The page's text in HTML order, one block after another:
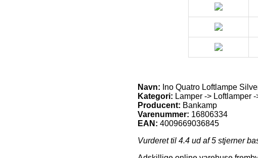
Navn: Ino Quatro Loftlampe
Kategori: Lamper -> Loftlamper
Producent: Bankamp
Varenummer: 16806334
EAN: 4009669036845
Vurderet til 4.4 ud af 5 stjerner